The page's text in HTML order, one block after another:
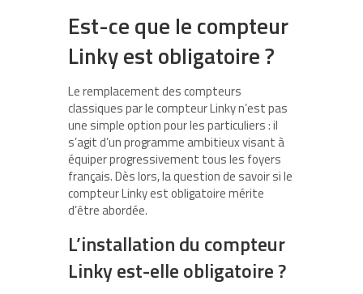
Est-ce que le compteur
Linky est obligatoire ?
Le remplacement des compteurs
classiques par le compteur Linky n’est pas
une simple option pour les particuliers : il
s’agit d’un programme ambitieux visant à
équiper progressivement tous les foyers
français. Dès lors, la question de savoir si le
compteur Linky est obligatoire mérite
d’être abordée.
L’installation du compteur
Linky est-elle obligatoire ?